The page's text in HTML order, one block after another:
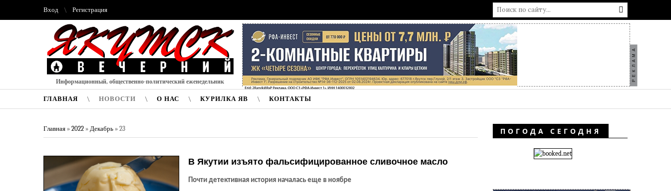
Вход Регистрация
Информационный, общественно-политический еженедельник РЕКЛАМА
ГЛАВНАЯ НОВОСТИ О НАС КУРИЛКА ЯВ КОНТАКТЫ
Главная » 2022 » Декабрь » 23
В Якутии изъято фальсифицированное сливочное масло
Почти детективная история началась еще в ноябре
ПОГОДА СЕГОДНЯ